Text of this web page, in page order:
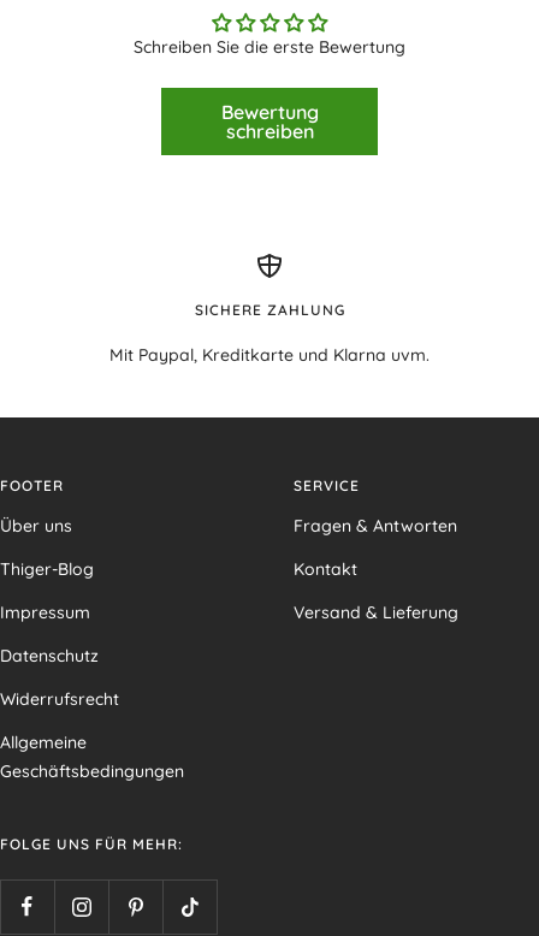
Schreiben Sie die erste Bewertung
Bewertung
schreiben
SICHERE ZAHLUNG
Mit Paypal, Kreditkarte und Klarna uvm.
FOOTER
Über uns
Thiger-Blog
Impressum
Datenschutz
Widerrufsrecht
Allgemeine
Geschäftsbedingungen
SERVICE
Fragen & Antworten
Kontakt
Versand & Lieferung
FOLGE UNS FÜR MEHR: